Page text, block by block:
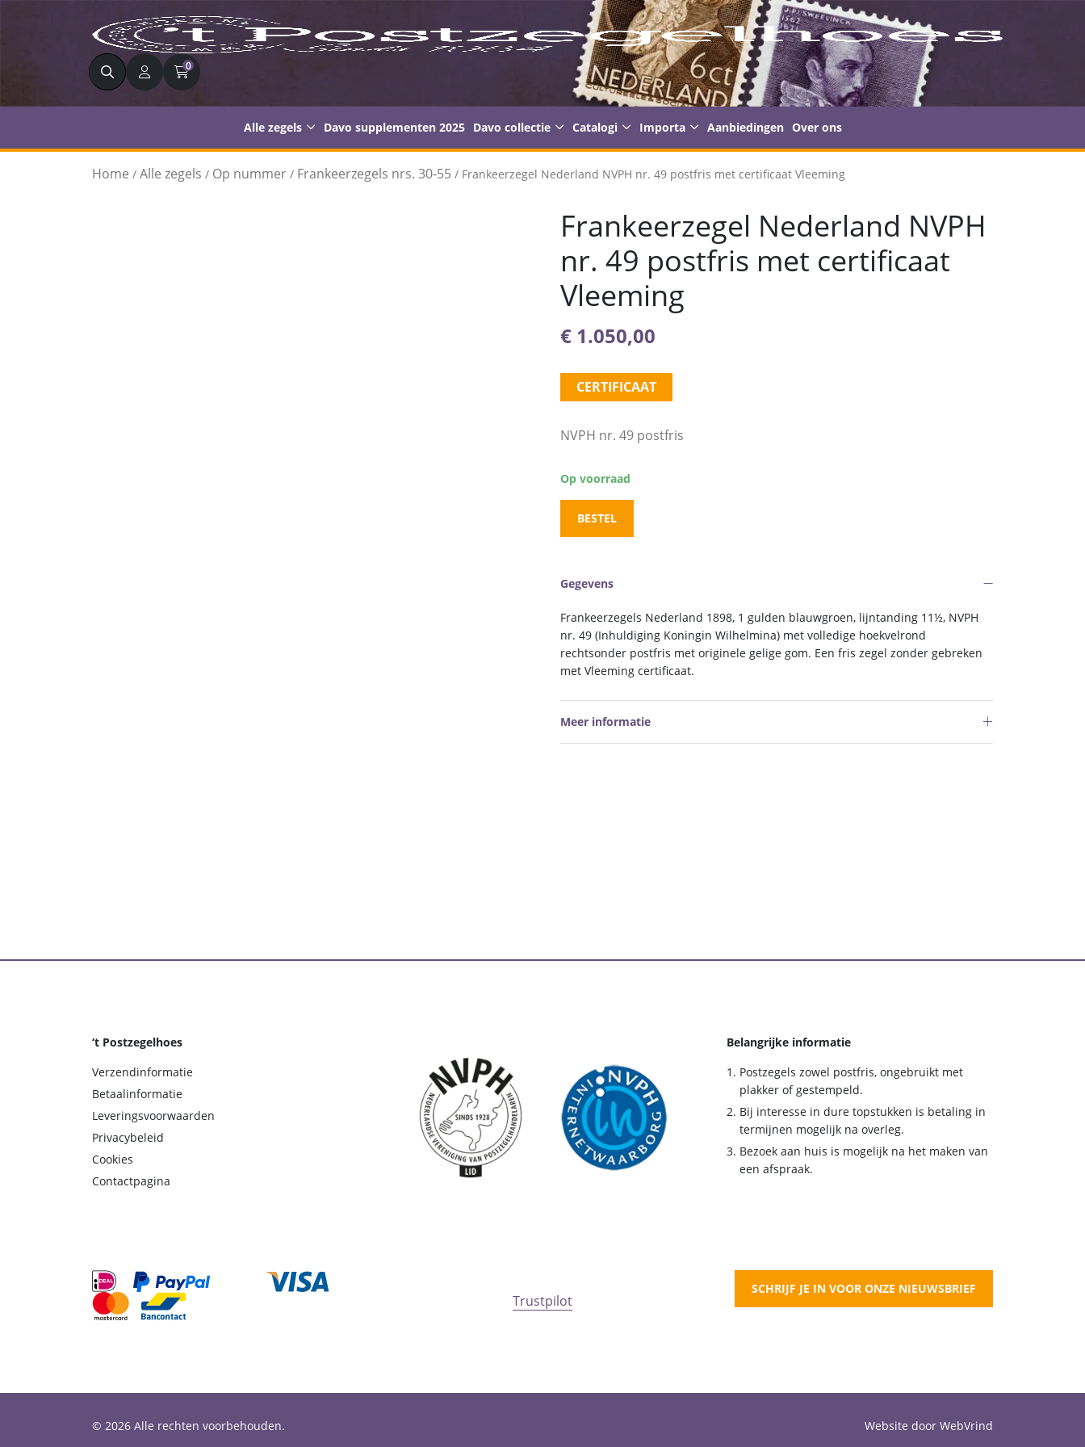
Zoeken 0
Alle zegels Davo supplementen 2025 Davo collectie Catalogi Importa Aanbiedingen Over ons
Home / Alle zegels / Op nummer / Frankeerzegels nrs. 30-55 / Frankeerzegel Nederland NVPH nr. 49 postfris met certificaat Vleeming
Frankeerzegel Nederland NVPH
nr. 49 postfris met certificaat
Vleeming
€ 1.050,00
CERTIFICAAT
NVPH nr. 49 postfris
Op voorraad
BESTEL
Gegevens
Frankeerzegels Nederland 1898, 1 gulden blauwgroen, lijntanding 11½, NVPH
nr. 49 (Inhuldiging Koningin Wilhelmina) met volledige hoekvelrond
rechtsonder postfris met originele gelige gom. Een fris zegel zonder gebreken
met Vleeming certificaat.
Meer informatie
‘t Postzegelhoes
Verzendinformatie
Betaalinformatie
Leveringsvoorwaarden
Privacybeleid
Cookies
Contactpagina
Belangrijke informatie
Postzegels zowel postfris, ongebruikt met
plakker of gestempeld.
Bij interesse in dure topstukken is betaling in
termijnen mogelijk na overleg.
Bezoek aan huis is mogelijk na het maken van
een afspraak.
Trustpilot
SCHRIJF JE IN VOOR ONZE NIEUWSBRIEF
© 2026 Alle rechten voorbehouden. Website door WebVrind